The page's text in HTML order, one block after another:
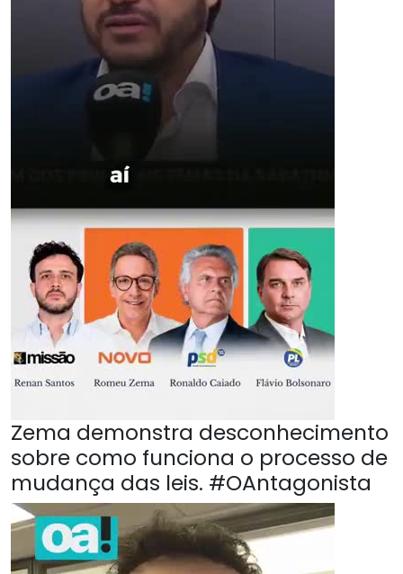
Zema demonstra desconhecimento
sobre como funciona o processo de
mudança das leis. #OAntagonista